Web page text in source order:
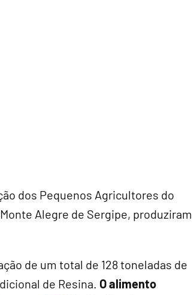
dos Pequenos Agricultores do
Alegre de Sergipe, produziram
de um total de 128 toneladas de
de Resina. O alimento